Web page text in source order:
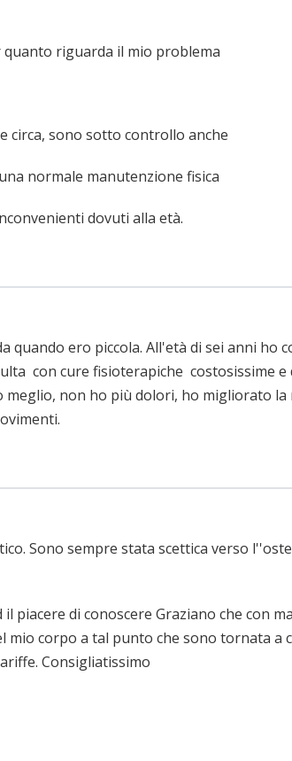
riguarda il mio problema
circa, sono sotto controllo anche
normale manutenzione fisica
dovuti alla età.
quando ero piccola. All'età di sei anni ho
con cure fisioterapiche costosissime e
non ho più dolori, ho migliorato
Sono sempre stata scettica verso
piacere di conoscere Graziano che con
mio corpo a tal punto che sono tornata a
Consigliatissimo